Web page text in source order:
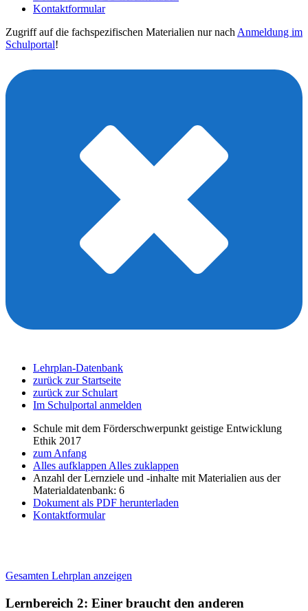
Kontaktformular
Zugriff auf die fachspezifischen Materialien nur nach Anmeldung im
Schulportal!
Lehrplan-Datenbank
zurück zur Startseite
zurück zur Schulart
Im Schulportal anmelden
Schule mit dem Förderschwerpunkt geistige Entwicklung
Ethik 2017
zum Anfang
Alles aufklappen Alles zuklappen
Anzahl der Lernziele und -inhalte mit Materialien aus der
Materialdatenbank: 6
Dokument als PDF herunterladen
Kontaktformular
Gesamten Lehrplan anzeigen
Lernbereich 2: Einer braucht den anderen